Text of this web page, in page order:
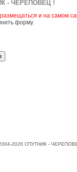
- ЧЕРЕПОВЕЦ !
и на самом
форму.
2026 СПУТНИК -